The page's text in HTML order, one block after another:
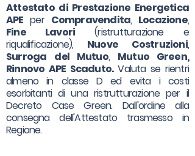
Attestato di Prestazione Energetica
APE per Compravendita, Locazione,
Fine Lavori (ristrutturazione e
riqualificazione), Nuove Costruzioni,
Surroga
del Mutuo, Mutuo Green,
Rinnovo APE Scaduto.Valuta se rientri
almeno in classe D ed evita i costi
esorbitanti di una ristrutturazione per il
Decreto Case Green. Dall'ordine alla
consegna dell'Attestato trasmesso in
Regione.